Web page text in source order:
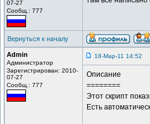
07-27
Сообщ.: 777
Вернуться к началу
Admin
Администратор
Зарегистрирован: 2010-
07-27
Сообщ.: 777
18-Мар-11 14:52
Описание
========
Этот скрипт
Есть